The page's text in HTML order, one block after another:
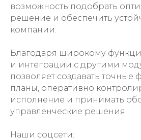
возможность подобрать
решение и обеспечить
компании.
Благодаря широкому
и интеграции с другими
позволяет создавать точные
планы, оперативно
исполнение и принимать
управленческие решения.
Наши соцсети: